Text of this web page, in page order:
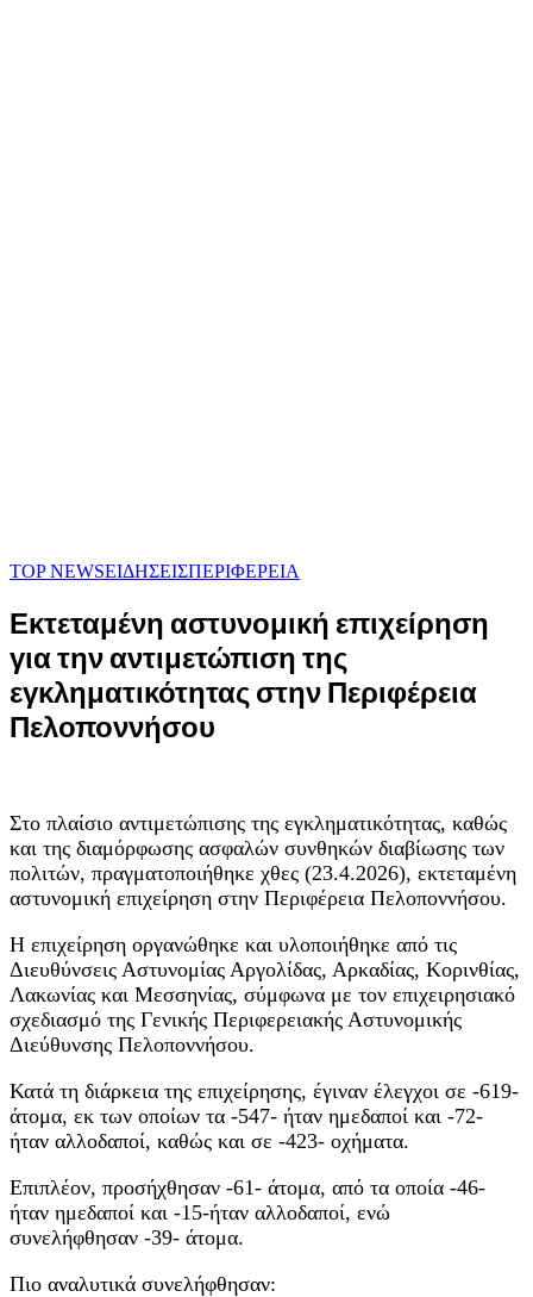
TOP NEWSΕΙΔΗΣΕΙΣΠΕΡΙΦΕΡΕΙΑ
Εκτεταμένη αστυνομική επιχείρηση
για την αντιμετώπιση της
εγκληματικότητας στην Περιφέρεια
Πελοποννήσου
Στο πλαίσιο αντιμετώπισης της εγκληματικότητας, καθώς
και της διαμόρφωσης ασφαλών συνθηκών διαβίωσης των
πολιτών, πραγματοποιήθηκε χθες (23.4.2026), εκτεταμένη
αστυνομική επιχείρηση στην Περιφέρεια Πελοποννήσου.
Η επιχείρηση οργανώθηκε και υλοποιήθηκε από τις
Διευθύνσεις Αστυνομίας Αργολίδας, Αρκαδίας, Κορινθίας,
Λακωνίας και Μεσσηνίας, σύμφωνα με τον επιχειρησιακό
σχεδιασμό της Γενικής Περιφερειακής Αστυνομικής
Διεύθυνσης Πελοποννήσου.
Κατά τη διάρκεια της επιχείρησης, έγιναν έλεγχοι σε -619-
άτομα, εκ των οποίων τα -547- ήταν ημεδαποί και -72-
ήταν αλλοδαποί, καθώς και σε -423- οχήματα.
Επιπλέον, προσήχθησαν -61- άτομα, από τα οποία -46-
ήταν ημεδαποί και -15-ήταν αλλοδαποί, ενώ
συνελήφθησαν -39- άτομα.
Πιο αναλυτικά συνελήφθησαν: